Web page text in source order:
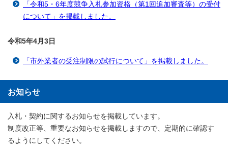
「令和5・6年度競争入札参加資格（第1回追加審査等）の受付
について」を掲載しました。
令和5年4月3 日
「市外業者の受注制限の試行について」を掲載しました。
お知らせ
入札・契約に関するお知らせを掲載しています。
制度改正等、重要なお知らせを掲載しますので、定期的に確認す
るようにしてください。